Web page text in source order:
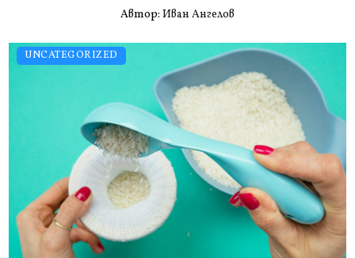
UNCATEGORIZED
Автор: Иван Ангелов